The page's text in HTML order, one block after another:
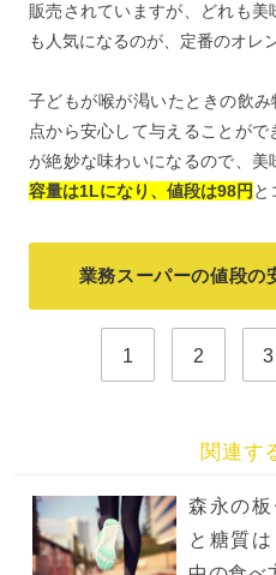
販売されていますが、どれも
も人気になるのが、定番のオレ
子どもが喉が渇いたときの飲
点から安心して与えることが
が絶妙な味わいになるので、美
容量は1Lになり、値段は98円 と
業務スーパーの値段の
1 2 3
関連す
森永の
と糖質